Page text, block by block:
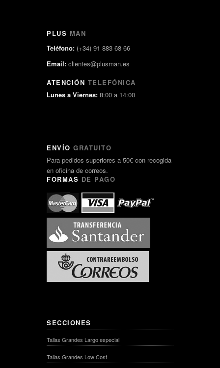
PLUS MAN
Teléfono: (+34) 91 883 68 66
Email: clientes@plusman.es
ATENCIÓN TELEFÓNICA
Lunes a Viernes: 8:00 a 14:00
ENVÍO GRATUITO
Para pedidos superiores a 50€ con recogida
en oficina de correos.
FORMAS DE PAGO
SECCIONES
Tallas Grandes Largo especial
Tallas Grandes Low Cost